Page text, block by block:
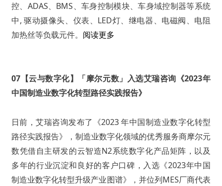
控、ADAS、BMS、车身控制模块、车身域控制器等系统
中, 驱动摄像头、仪表、LED灯、继电器、电磁阀、电阻
加热丝等负载元件。 阅读更多
07【云与数字化】「摩尔元数」入选艾瑞咨询《2023年
中国制造业数字化转型路径实践报告》
日前，艾瑞咨询发布了《2023 年中国制造业数字化转型
路径实践报告》，制造业数字化领域的优秀服务商摩尔元
数凭借自主研发的云智造N2系统数字化产品矩阵，以及
多年的行业沉淀和良好的客户口碑，入选《2023年中国
制造业数字化转型升级产业图谱》，并位列MES厂商代表